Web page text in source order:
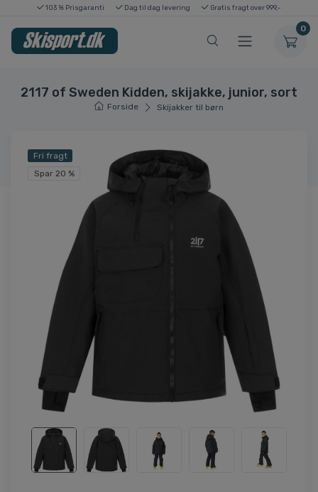
103 % Prisgaranti Dag til dag levering Gratis fragt over 999,-
0
2117 of Sweden Kidden, skijakke, junior, sort
Forside Skijakker til børn
Fri fragt
Spar 20 %